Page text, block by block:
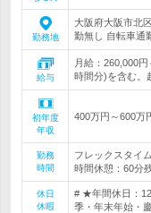
勤務地
大阪府大阪市北
勤無し 自転車通
給与
月給：260,000
時間分)を含む。
初年度
年収
400万円～600万
勤務
時間
フレックスタイ
時間休憩：60分
休日
休暇
# ★年間休日：
季・年末年始・